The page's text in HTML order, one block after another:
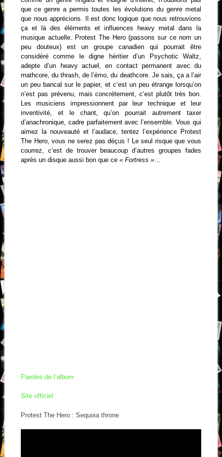
que ce genre a permis toutes les évolutions du genre metal
que nous apprécions. Il est donc logique que nous retrouvions
ça et là des éléments et influences heavy metal dans la
musique actuelle. Protest The Hero (passons sur ce nom un
peu douteux) est un groupe canadien qui pourrait être
considéré comme le digne héritier d’un Psychotic Waltz,
adepte d’un heavy actuel, en contact permanent avec du
mathcore, du thrash, de l’émo, du deathcore. Je sais, ça a l’air
un peu bancal sur le papier, et c’est un peu étrange lorsqu’on
n’est pas prévenu, mais concrètement, c’est plutôt très bon.
Les musiciens impressionnent par leur technique et leur
inventivité, et le chant, qu’on pourrait autrement taxer
d’anachronique, cadre parfaitement avec l’ensemble. Vous qui
aimez la nouveauté et l’audace, tentez l’expérience Protest
The Hero, vous ne serez pas déçus ! Le seul risque que vous
courrez, c’est de trouver beaucoup d’autres groupes fades
après un disque aussi bon que ce « Fortress »…
Paroles de l’album
Site officiel
Protest The Hero : Sequoia throne